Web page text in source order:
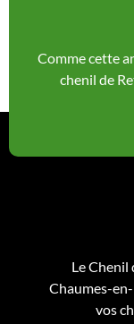
Comme cette
chenil de
Le Chenil
Chaumes-
vos